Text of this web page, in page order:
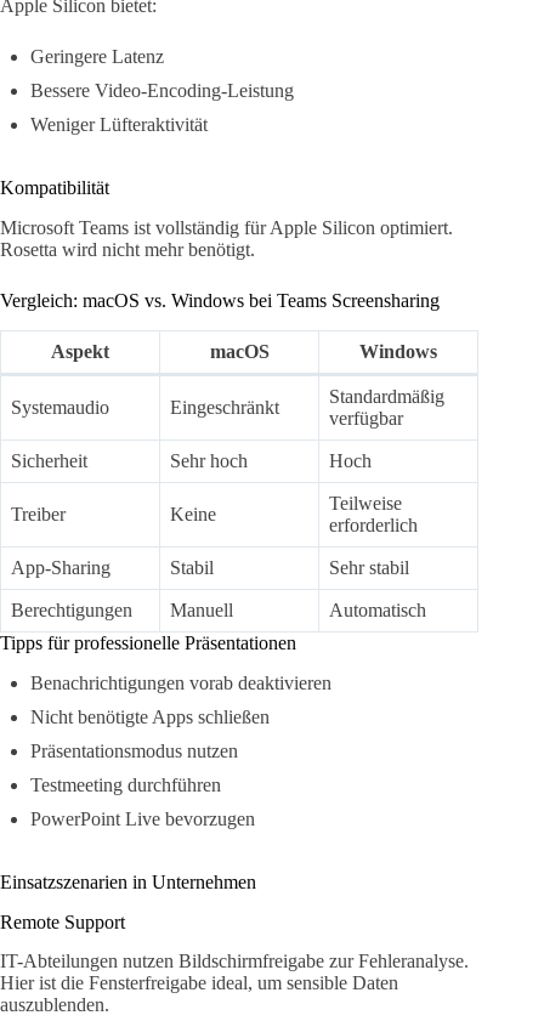
Apple Silicon bietet:
Geringere Latenz
Bessere Video-Encoding-Leistung
Weniger Lüfteraktivität
Kompatibilität
Microsoft Teams ist vollständig für Apple Silicon optimiert.
Rosetta wird nicht mehr benötigt.
Vergleich: macOS vs. Windows bei Teams Screensharing
Aspekt macOS Windows
Systemaudio Eingeschränkt
Standardmäßig
verfügbar
Sicherheit Sehr hoch Hoch
Treiber Keine
Teilweise
erforderlich
App-Sharing Stabil Sehr stabil
Berechtigungen Manuell
Automatisch
Tipps für professionelle Präsentationen
Benachrichtigungen vorab deaktivieren
Nicht benötigte Apps schließen
Präsentationsmodus nutzen
Testmeeting durchführen
PowerPoint Live bevorzugen
Einsatzszenarien in Unternehmen
Remote Support
IT-Abteilungen nutzen Bildschirmfreigabe zur Fehleranalyse.
Hier ist die Fensterfreigabe ideal, um sensible Daten
auszublenden.